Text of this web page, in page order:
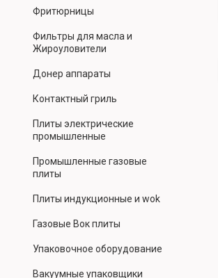
Фритюрницы
Фильтры для масла и
Жироуловители
Донер аппараты
Контактный гриль
Плиты электрические
промышленные
Промышленные газовые
плиты
Плиты индукционные и wok
Газовые Вок плиты
Упаковочное оборудование
Вакуумные упаковщики